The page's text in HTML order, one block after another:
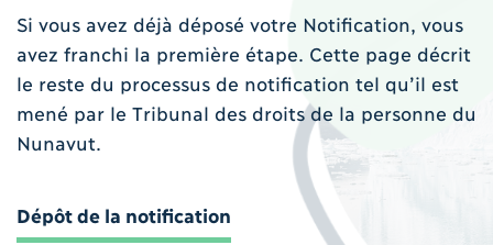
Si vous avez déjà déposé votre Notification, vous
avez franchi la première étape. Cette page décrit
le reste du processus de notification tel qu’il est
mené par le Tribunal des droits de la personne du
Nunavut.
Dépôt de la notification